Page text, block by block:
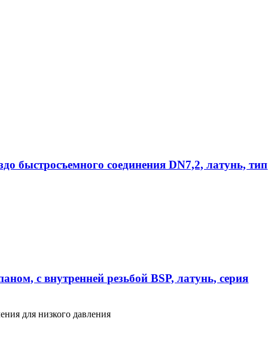
быстросъемного соединения DN7,2, латунь, тип
с внутренней резьбой BSP, латунь, серия
для низкого давления